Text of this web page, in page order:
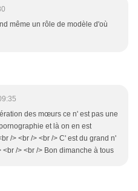
même un rôle de modèle d'où
des mœurs ce n' est pas une
et là on en est
/> <br /> <br /> C' est du grand n'
<br /> <br /> Bon dimanche à tous